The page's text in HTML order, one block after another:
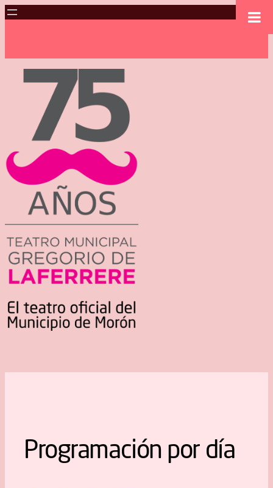
Programación por día